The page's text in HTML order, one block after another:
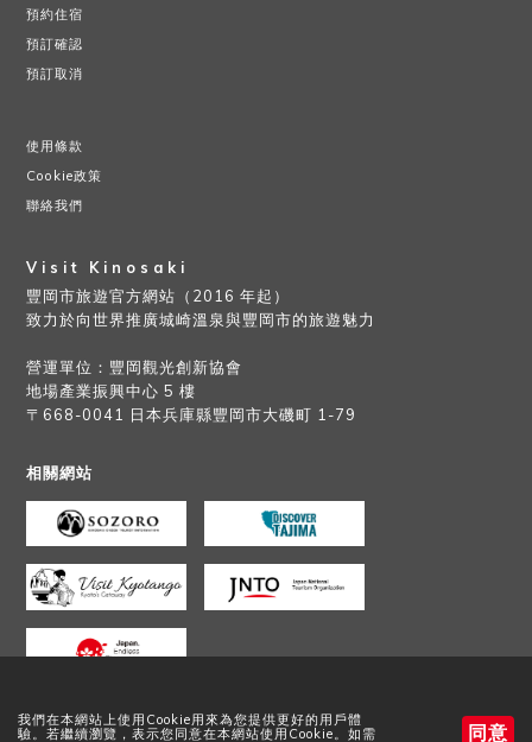
我們在本網站上使用Cookie用來為您提供更好的用戶體
驗。若繼續瀏覽，表示您同意在本網站使用Cookie。如需
同意
預約住宿
預訂確認
預訂取消
使用條款
Cookie政策
聯絡我們
Visit Kinosaki
豐岡市旅遊官方網站（2016 年起）
致力於向世界推廣城崎溫泉與豐岡市的旅遊魅力
營運單位：豐岡觀光創新協會
地場產業振興中心 5 樓
〒668-0041 日本兵庫縣豐岡市大磯町 1-79
相關網站